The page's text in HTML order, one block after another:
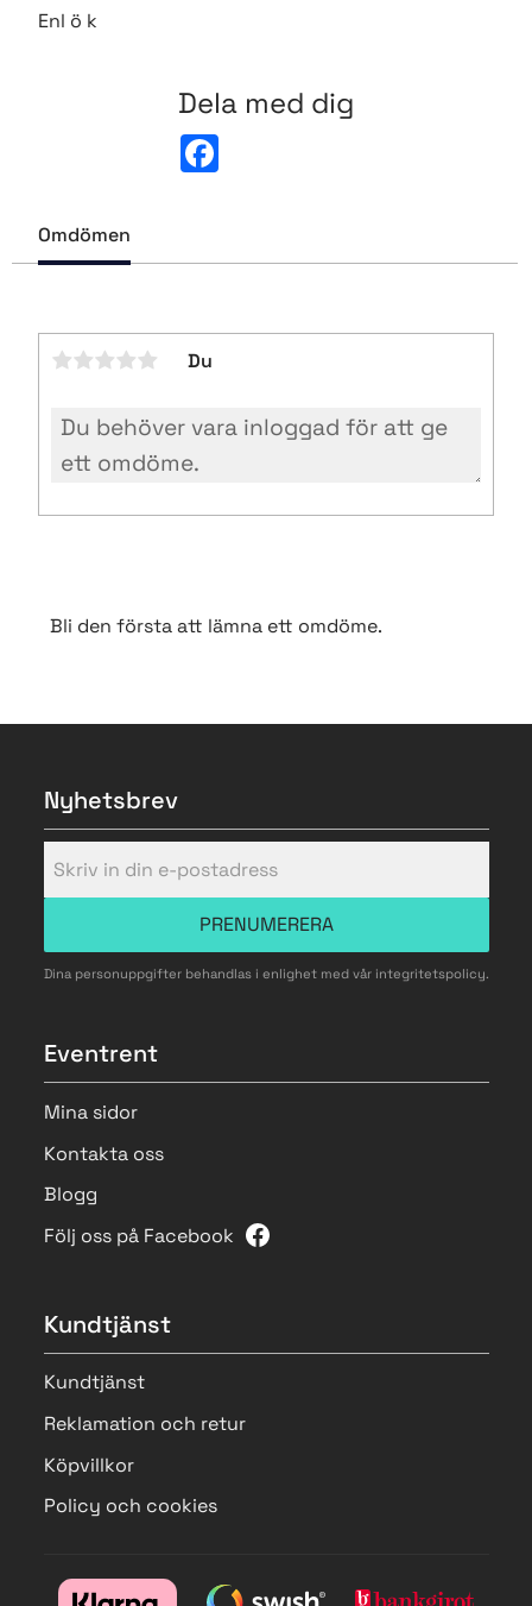
Enl ö k
Dela med dig
o
Omdömen
Du
Bli den första att lämna ett omdöme.
Nyhetsbrev
PRENUMERERA
Dina personuppgifter behandlas i enlighet med vår integritetspolicy.
Eventrent
Mina sidor
Kontakta oss
Blogg
Följ oss på Facebook
Kundtjänst
Kundtjänst
Reklamation och retur
Köpvillkor
Policy och cookies